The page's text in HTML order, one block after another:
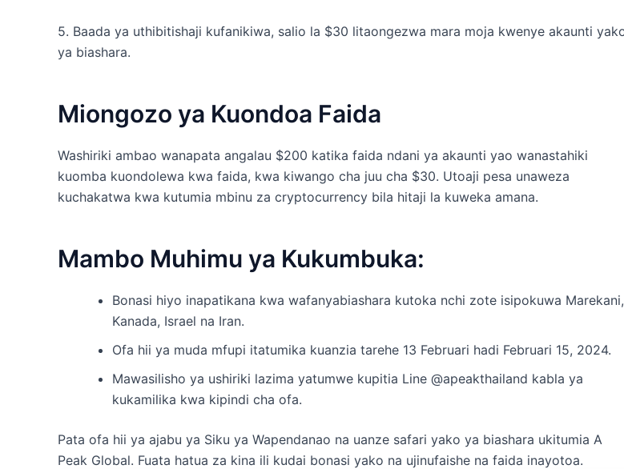
5. Baada ya uthibitishaji kufanikiwa, salio la $30 litaongezwa mara moja kwenye akaunti
ya biashara.
Miongozo ya Kuondoa Faida
Washiriki ambao wanapata angalau $200 katika faida ndani ya akaunti yao wanastahiki
kuomba kuondolewa kwa faida, kwa kiwango cha juu cha $30. Utoaji pesa unaweza
kuchakatwa kwa kutumia mbinu za cryptocurrency bila hitaji la kuweka amana.
Mambo Muhimu ya Kukumbuka:
Bonasi hiyo inapatikana kwa wafanyabiashara kutoka nchi zote isipokuwa Marekani,
Kanada, Israel na Iran.
Ofa hii ya muda mfupi itatumika kuanzia tarehe 13 Februari hadi Februari 15, 2024.
Mawasilisho ya ushiriki lazima yatumwe kupitia Line @apeakthailand kabla ya
kukamilika kwa kipindi cha ofa.
Pata ofa hii ya ajabu ya Siku ya Wapendanao na uanze safari yako ya biashara ukitumia A
Peak Global. Fuata hatua za kina ili kudai bonasi yako na ujinufaishe na faida inayotoa.